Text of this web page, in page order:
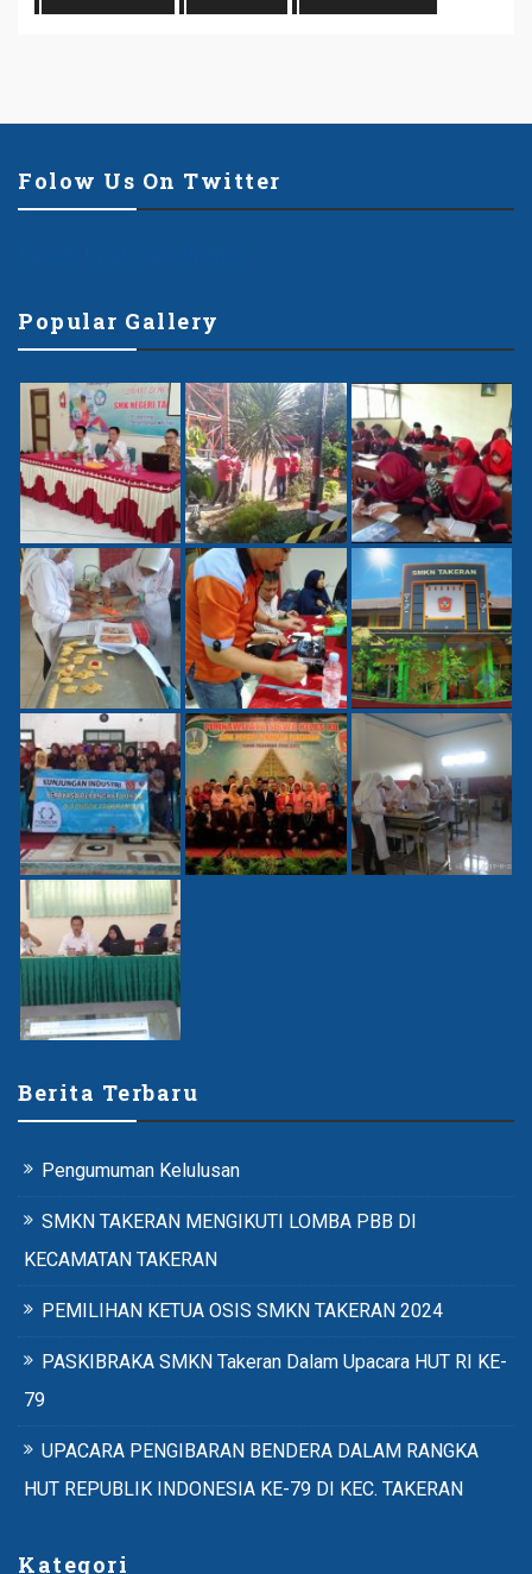
Folow Us On Twitter
Popular Gallery
Berita Terbaru
Pengumuman Kelulusan
SMKN TAKERAN MENGIKUTI LOMBA PBB DI
KECAMATAN TAKERAN
PEMILIHAN KETUA OSIS SMKN TAKERAN 2024
PASKIBRAKA SMKN Takeran Dalam Upacara HUT RI KE-
79
UPACARA PENGIBARAN BENDERA DALAM RANGKA
HUT REPUBLIK INDONESIA KE-79 DI KEC. TAKERAN
Kategori